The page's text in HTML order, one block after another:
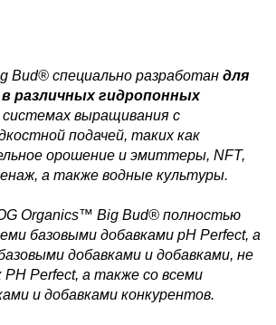
Bud® специально разработан для
различных гидропонных
системах выращивания с
подачей, таких как
орошение и эмиттеры, NFT,
а также водные культуры.
Organics™ Big Bud® полностью
базовыми добавками pH Perfect, а
добавками и добавками, не
Perfect, а также со всеми
и добавками конкурентов.